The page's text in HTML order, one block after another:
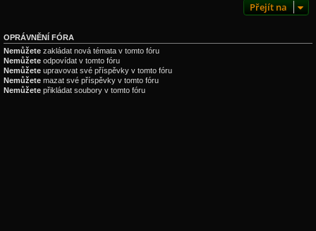
Přejít na
OPRÁVNĚNÍ FÓRA
Nemůžete zakládat nová témata v tomto fóru
Nemůžete odpovídat v tomto fóru
Nemůžete upravovat své příspěvky v tomto fóru
Nemůžete mazat své příspěvky v tomto fóru
Nemůžete přikládat soubory v tomto fóru